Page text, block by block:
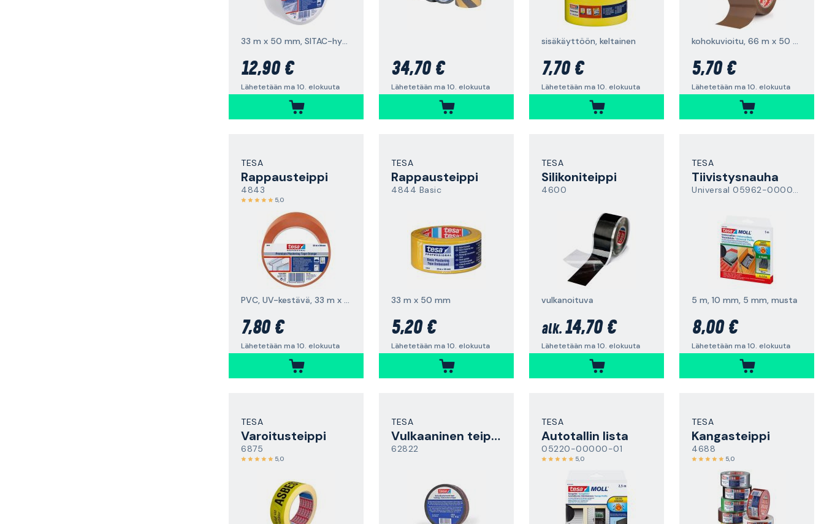
33 m x 50 mm, SITAC-hyväksyntä
12,90 €
Lähetetään ma 10. elokuuta
34,70 €
Lähetetään ma 10. elokuuta
sisäkäyttöön, keltainen
7,70 €
Lähetetään ma 10. elokuuta
kohokuvioitu, 66 m x 50 mm
5,70 €
Lähetetään ma 10. elokuuta
TESA
Rappausteippi
4843
5,0
PVC, UV-kestävä, 33 m x 50 mm, oranssi
7,80 €
Lähetetään ma 10. elokuuta
TESA
Rappausteippi
4844 Basic
33 m x 50 mm
5,20 €
Lähetetään ma 10. elokuuta
TESA
Silikoniteippi
4600
vulkanoituva
alk. 14,70 €
Lähetetään ma 10. elokuuta
TESA
Tiivistysnauha
Universal 05962-00002-01
5 m, 10 mm, 5 mm, musta
8,00 €
Lähetetään ma 10. elokuuta
TESA
Varoitusteippi
6875
5,0
TESA
Vulkaaninen teippi
62822
TESA
Autotallin lista
05220-00000-01
5,0
TESA
Kangasteippi
4688
5,0